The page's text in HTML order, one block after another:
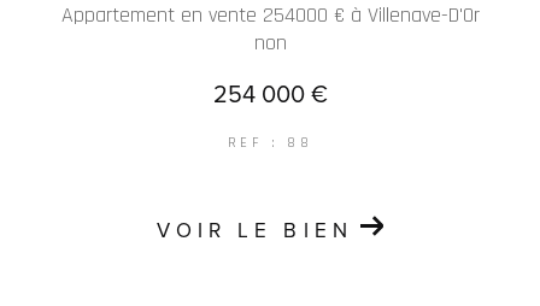
Appartement en vente 254000 € à Villenave-D'Or
non
254 000 €
REF : 88
VOIR LE BIEN